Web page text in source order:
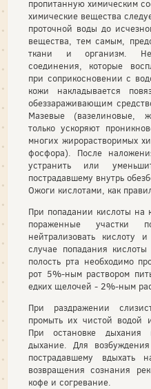
пропитанную химическим
химические вещества
проточной воды до
вещества, тем самым,
ткани и организм.
соединения, которые
при соприкосновении с
кожи накладывается
обеззараживающим
Мазевые (вазелиновые,
только ускоряют
многих жирорастворимых
фосфора). После
устранить или
пострадавшему внутрь
Ожоги кислотами, как
При попадании кислоты на
пораженные участки
нейтрализовать кислоту
случае попадания
полость рта необходимо
рот 5%-ным раствором
едких щелочей - 2%-ным
При раздражении
промыть их чистой водой
При остановке дыхания
дыхание. Для
пострадавшему вдыхать
возвращения сознания
кофе и согревание.